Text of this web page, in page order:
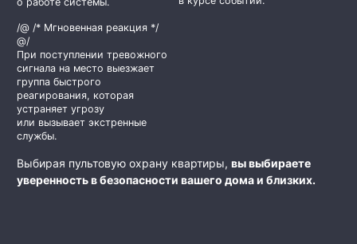
/@ /* Мгновенная реакция */
@/
При поступлении тревожного
сигнала на место выезжает
группа быстрого
реагирования, которая
устраняет угрозу
или вызывает экстренные
службы.
Выбирая пультовую охрану квартиры, вы выбираете
уверенность в безопасности вашего дома и близких.